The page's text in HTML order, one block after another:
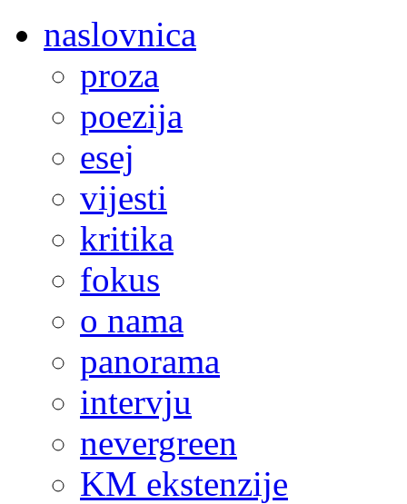
naslovnica
proza
poezija
esej
vijesti
kritika
fokus
o nama
panorama
intervju
nevergreen
KM ekstenzije